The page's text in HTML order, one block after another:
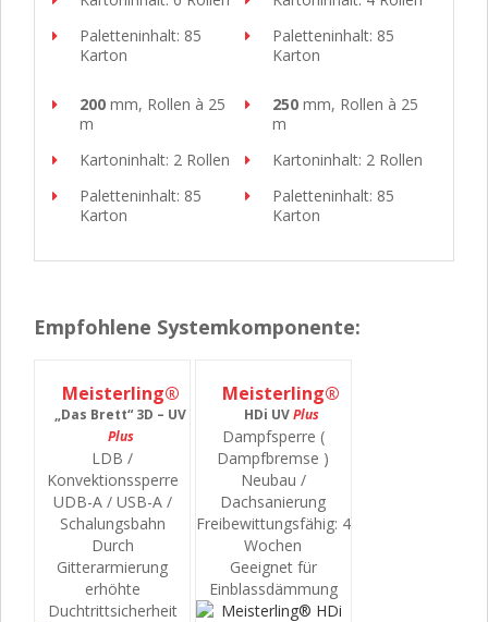
Paletteninhalt: 85
Karton
Paletteninhalt: 85
Karton
200 mm, Rollen à 25
m
Kartoninhalt: 2 Rollen
Paletteninhalt: 85
Karton
250 mm, Rollen à 25
m
Kartoninhalt: 2 Rollen
Paletteninhalt: 85
Karton
Empfohlene Systemkomponente:
Meisterling®
„Das Brett“ 3D – UV
Plus
LDB /
Konvektionssperre
UDB-A / USB-A /
Schalungsbahn
Durch
Gitterarmierung
erhöhte
Duchtrittsicherheit
Meisterling®
HDi UVPlus
Dampfsperre (
Dampfbremse )
Neubau /
Dachsanierung
Freibewittungsfähig: 4
Wochen
Geeignet für
Einblassdämmung